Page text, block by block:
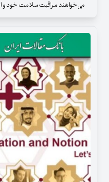
می‌خواهند مراقبت سلامت خود و ا